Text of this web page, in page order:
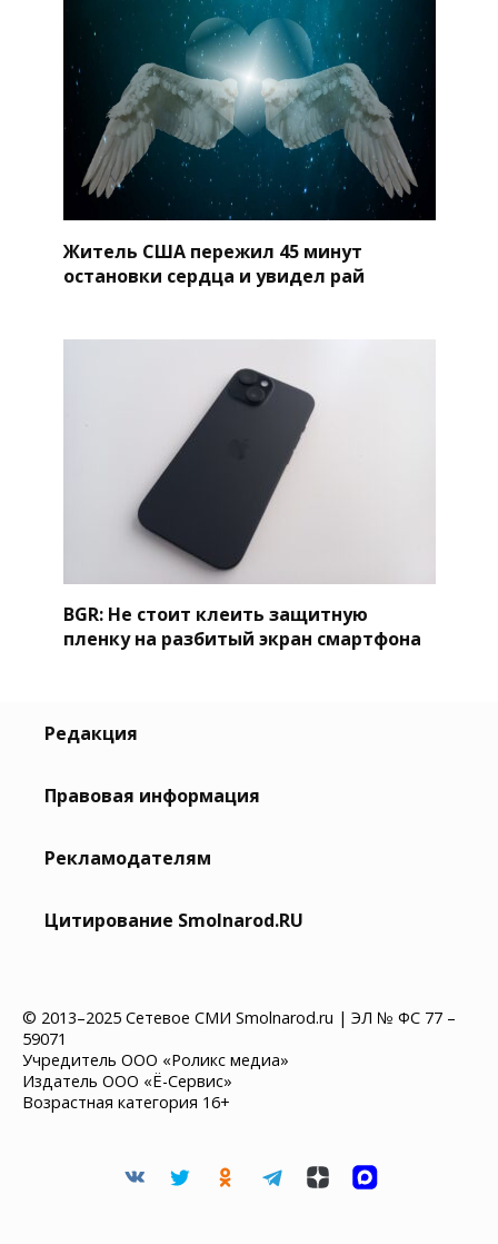
Житель США пережил 45 минут
остановки сердца и увидел рай
BGR: Не стоит клеить защитную
пленку на разбитый экран смартфона
Редакция
Правовая информация
Рекламодателям
Цитирование Smolnarod.RU
© 2013–2025 Сетевое СМИ Smolnarod.ru | ЭЛ № ФС 77 –
59071
Учредитель ООО «Роликс медиа»
Издатель ООО «Ё-Сервис»
Возрастная категория 16+